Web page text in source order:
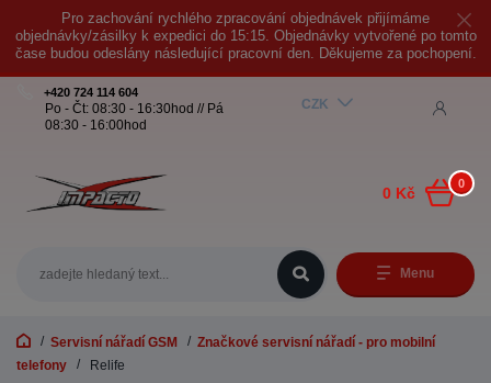
Pro zachování rychlého zpracování objednávek přijímáme
objednávky/zásilky k expedici do 15:15. Objednávky vytvořené po tomto
čase budou odeslány následující pracovní den. Děkujeme za pochopení.
Menu
CZK
+420 724 114 604
Po - Čt: 08:30 - 16:30hod // Pá
08:30 - 16:00hod
0
0 Kč
Servisní nářadí GSM
Značkové servisní nářadí - pro mobilní
telefony
Relife